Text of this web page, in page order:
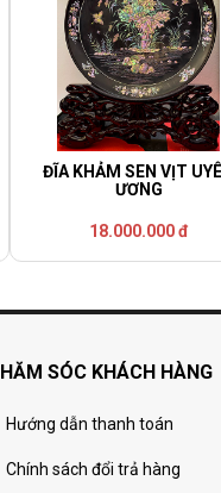
ĐĨA KHẢM SEN VỊT
ƯƠNG
18.000.000 đ
SÓC KHÁCH HÀNG
Hướng dẫn thanh toán
Chính sách đổi trả hàng